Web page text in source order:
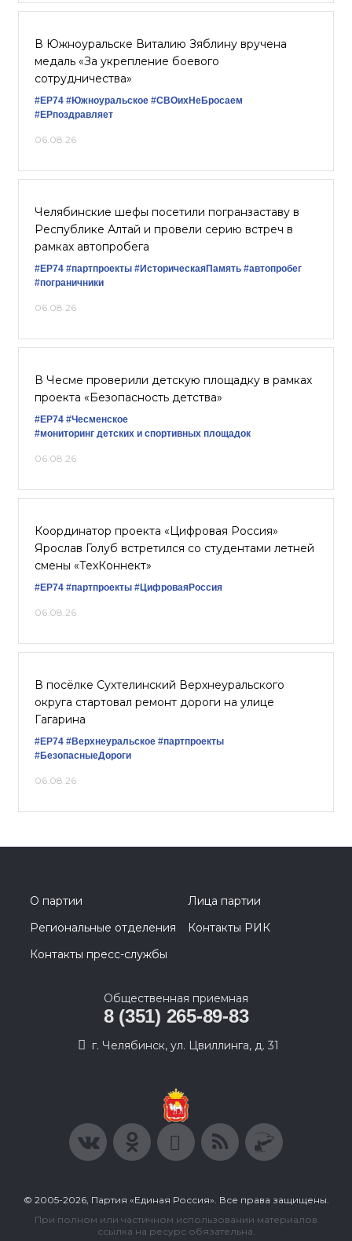
В Южноуральске Виталию Зяблину вручена
медаль «За укрепление боевого
сотрудничества»
#ЕР74 #Южноуральское #СВОихНеБросаем
#ЕРпоздравляет
06.08.26
Челябинские шефы посетили погранзаставу в
Республике Алтай и провели серию встреч в
рамках автопробега
#ЕР74 #партпроекты #ИсторическаяПамять #автопробег
#пограничники
06.08.26
В Чесме проверили детскую площадку в рамках
проекта «Безопасность детства»
#ЕР74 #Чесменское
#мониторинг детских и спортивных площадок
06.08.26
Координатор проекта «Цифровая Россия»
Ярослав Голуб встретился со студентами летней
смены «ТехКоннект»
#ЕР74 #партпроекты #ЦифроваяРоссия
06.08.26
В посёлке Сухтелинский Верхнеуральского
округа стартовал ремонт дороги на улице
Гагарина
#ЕР74 #Верхнеуральское #партпроекты
#БезопасныеДороги
06.08.26
О партии
Лица партии
Региональные отделения
Контакты РИК
Контакты пресс-службы
Общественная приемная
8 (351) 265-89-83
г. Челябинск, ул. Цвиллинга, д. 31
© 2005-2026, Партия «Единая Россия». Все права защищены.
При полном или частичном использовании материалов
ссылка на ресурс обязательна.